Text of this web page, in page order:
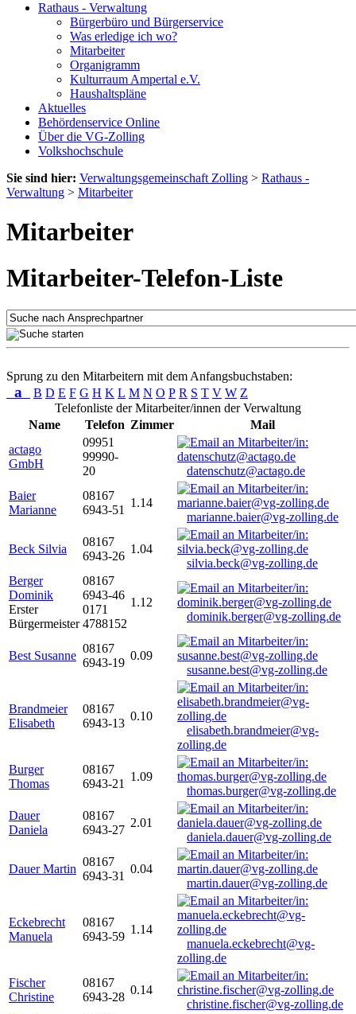
Rathaus - Verwaltung
Bürgerbüro und Bürgerservice
Was erledige ich wo?
Mitarbeiter
Organigramm
Kulturraum Ampertal e.V.
Haushaltspläne
Aktuelles
Behördenservice Online
Über die VG-Zolling
Volkshochschule
Sie sind hier: Verwaltungsgemeinschaft Zolling > Rathaus -
Verwaltung > Mitarbeiter
Mitarbeiter
Mitarbeiter-Telefon-Liste
Sprung zu den Mitarbeitern mit dem Anfangsbuchstaben:
a B D E F G H K L M N O P R S T V W Z
Telefonliste der Mitarbeiter/innen der Verwaltung
Name
Telefon Zimmer
Mail
actago
GmbH
09951
99990-
20
datenschutz@actago.de
Baier
Marianne
08167
6943-51
1.14
marianne.baier@vg-zolling.de
Beck Silvia
08167
6943-26
1.04
silvia.beck@vg-zolling.de
Berger
Dominik
Erster
Bürgermeister
08167
6943-46
0171
4788152
1.12
dominik.berger@vg-zolling.de
Best Susanne
08167
6943-19
0.09
susanne.best@vg-zolling.de
Brandmeier
Elisabeth
08167
6943-13
0.10
elisabeth.brandmeier@vg-
zolling.de
Burger
Thomas
08167
6943-21
1.09
thomas.burger@vg-zolling.de
Dauer
Daniela
08167
6943-27
2.01
daniela.dauer@vg-zolling.de
Dauer Martin
08167
6943-31
0.04
martin.dauer@vg-zolling.de
Eckebrecht
Manuela
08167
6943-59
1.14
manuela.eckebrecht@vg-
zolling.de
Fischer
Christine
08167
6943-28
0.14
christine.fischer@vg-zolling.de